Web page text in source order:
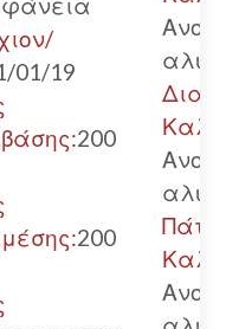
01/19
200
200